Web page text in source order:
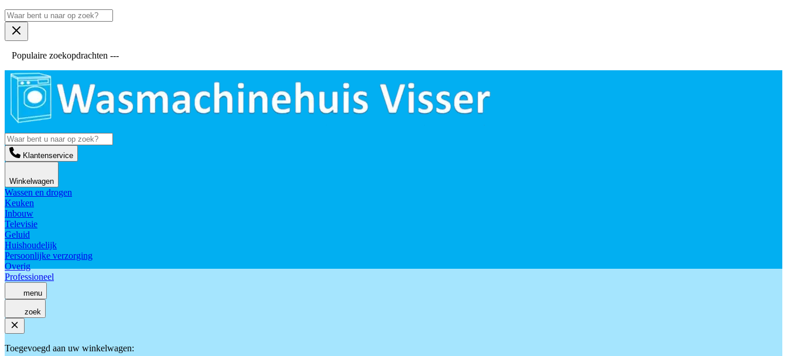
Populaire zoekopdrachten ---
Klantenservice
Winkelwagen
Wassen en drogen
Keuken
Inbouw
Televisie
Geluid
Huishoudelijk
Persoonlijke verzorging
Overig
Professioneel
menu
zoek
Toegevoegd aan uw winkelwagen: